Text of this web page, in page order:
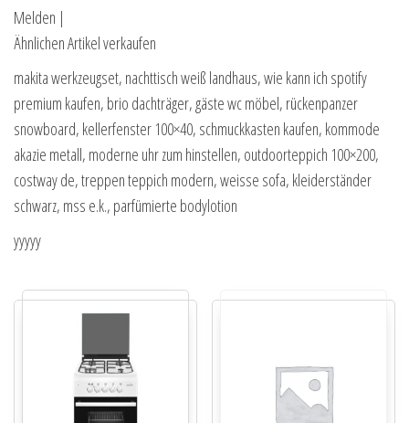
Melden |
Ähnlichen Artikel verkaufen
makita werkzeugset, nachttisch weiß landhaus, wie kann ich spotify
premium kaufen, brio dachträger, gäste wc möbel, rückenpanzer
snowboard, kellerfenster 100×40, schmuckkasten kaufen, kommode
akazie metall, moderne uhr zum hinstellen, outdoorteppich 100×200,
costway de, treppen teppich modern, weisse sofa, kleiderständer
schwarz, mss e.k., parfümierte bodylotion
yyyyy